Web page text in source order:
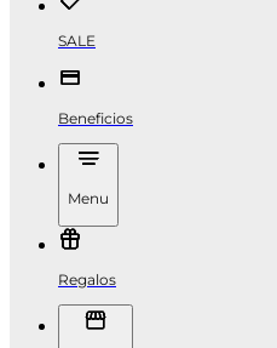
SALE
Beneficios
Menu
Regalos